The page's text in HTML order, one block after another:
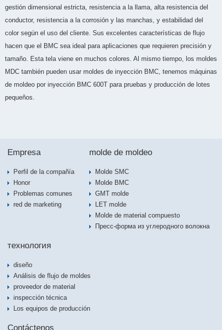
gestión dimensional estricta, resistencia a la llama, alta resistencia del
conductor, resistencia a la corrosión y las manchas, y estabilidad del
color según el uso del cliente. Sus excelentes características de flujo
hacen que el BMC sea ideal para aplicaciones que requieren precisión y
tamaño. Esta tela viene en muchos colores. Al mismo tiempo, los moldes
MDC también pueden usar moldes de inyección BMC, tenemos máquinas
de moldeo por inyección BMC 600T para pruebas y producción de lotes
pequeños.
Empresa
Perfil de la compañía
Honor
Problemas comunes
red de marketing
molde de moldeo
Molde SMC
Molde BMC
GMT molde
LET molde
Molde de material compuesto
Пресс-форма из углеродного волокна
технология
diseño
Análisis de flujo de moldes
proveedor de material
inspección técnica
Los equipos de producción
Contáctenos